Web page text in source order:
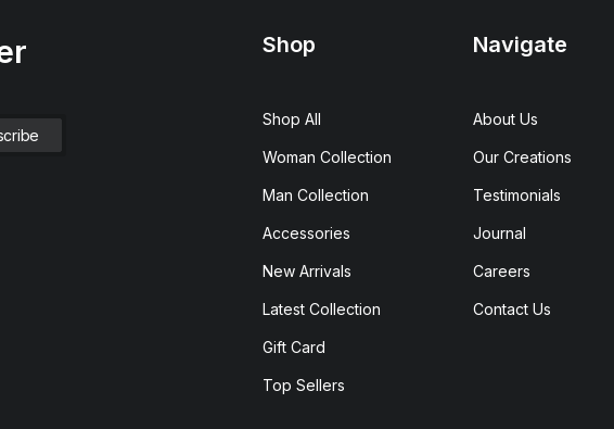
Shop
Shop All
Woman Collection
Man Collection
Accessories
New Arrivals
Latest Collection
Gift Card
Top Sellers
Navigate
About Us
Our Creations
Testimonials
Journal
Careers
Contact Us